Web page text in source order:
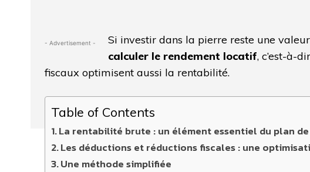
- Advertisement -
Si investir dans la pierre reste une
calculer le rendement locatif, c’est-à-
fiscaux optimisent aussi la rentabilité.
Table of Contents
La rentabilité brute : un élément essentiel du plan
Les déductions et réductions fiscales : une
Une méthode simplifiée